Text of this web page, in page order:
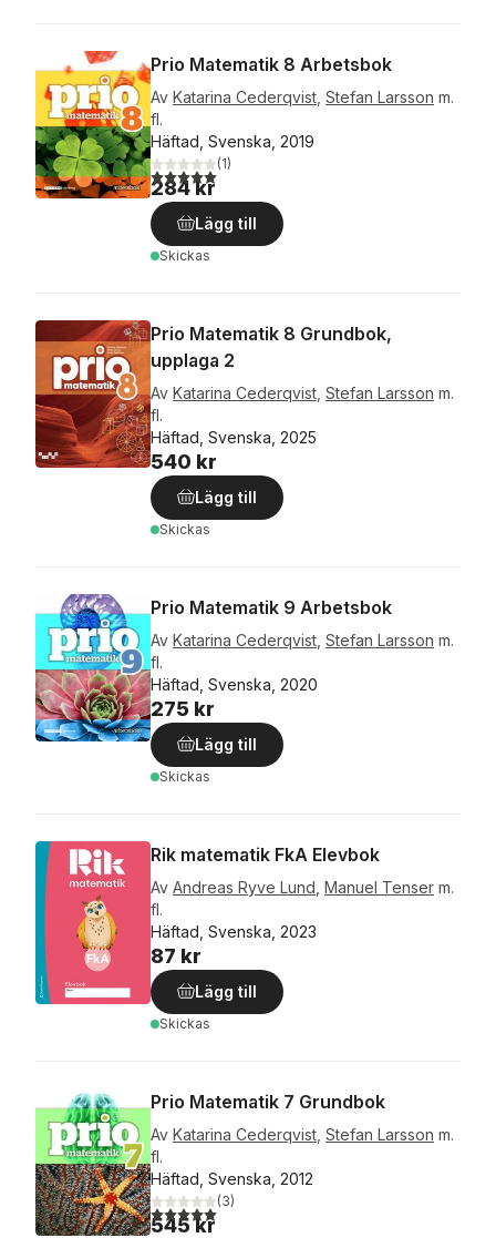
Prio Matematik 8 Arbetsbok
Av Katarina Cederqvist Stefan Larsson m.
fl.
Häftad, Svenska, 2019
5,0utav 5 stjärnor. Totalt antal röster:
(1)
284 kr
Lägg till
Skickas
Prio Matematik 8 Grundbok,
upplaga 2
Av Katarina Cederqvist Stefan Larsson m.
fl.
Häftad, Svenska, 2025
540 kr
Lägg till
Skickas
Prio Matematik 9 Arbetsbok
Av Katarina Cederqvist Stefan Larsson m.
fl.
Häftad, Svenska, 2020
275 kr
Lägg till
Skickas
Rik matematik FkA Elevbok
Av Andreas Ryve Lund Manuel Tenser m.
fl.
Häftad, Svenska, 2023
87 kr
Lägg till
Skickas
Prio Matematik 7 Grundbok
Av Katarina Cederqvist Stefan Larsson m.
fl.
Häftad, Svenska, 2012
5,0utav 5 stjärnor. Totalt antal röster:
(3)
545 kr